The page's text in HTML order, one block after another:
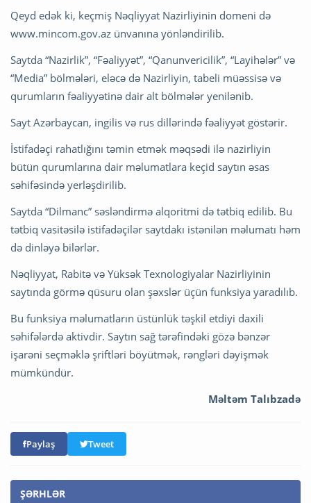
Qeyd edək ki, keçmiş Nəqliyyat Nazirliyinin domeni də
www.mincom.gov.az ünvanına yönləndirilib.
Saytda “Nazirlik”, “Fəaliyyət”, “Qanunvericilik”, “Layihələr” və
“Media” bölmələri, eləcə də Nazirliyin, tabeli müəssisə və
qurumların fəaliyyətinə dair alt bölmələr yenilənib.
Sayt Azərbaycan, ingilis və rus dillərində fəaliyyət göstərir.
İstifadəçi rahatlığını təmin etmək məqsədi ilə nazirliyin
bütün qurumlarına dair məlumatlara keçid saytın əsas
səhifəsində yerləşdirilib.
Saytda “Dilmanc” səsləndirmə alqoritmi də tətbiq edilib. Bu
tətbiq vasitəsilə istifadəçilər saytdakı istənilən məlumatı həm
də dinləyə bilərlər.
Nəqliyyat, Rabitə və Yüksək Texnologiyalar Nazirliyinin
saytında görmə qüsuru olan şəxslər üçün funksiya yaradılıb.
Bu funksiya məlumatların üstünlük təşkil etdiyi daxili
səhifələrdə aktivdir. Saytın sağ tərəfindəki gözə bənzər
işarəni seçməklə şriftləri böyütmək, rəngləri dəyişmək
mümkündür.
Məltəm Talıbzadə
Paylaş Tweet
ŞƏRHLƏR